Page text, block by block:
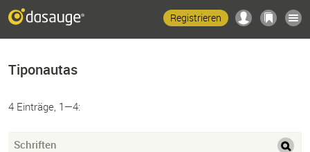
Registrieren
Tiponautas
4 Einträge, 1—4:
Schriften